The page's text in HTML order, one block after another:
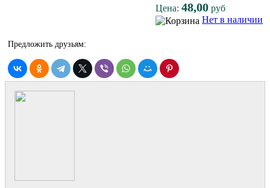
Цена: 48,00 руб
Нет в наличии
Предложить друзьям: